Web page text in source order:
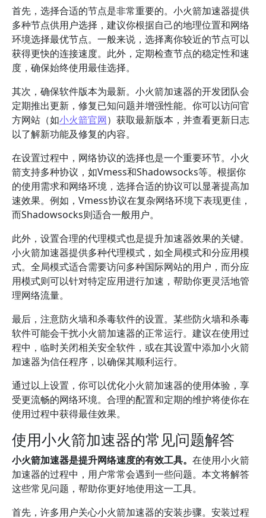
首先，选择合适的节点是非常重要的。小火箭加速器提供
多种节点供用户选择，建议你根据自己的地理位置和网络
环境选择最优节点。一般来说，选择离你较近的节点可以
获得更快的连接速度。此外，定期检查节点的稳定性和速
度，确保始终使用最佳选择。
其次，确保软件版本为最新。小火箭加速器的开发团队会
定期推出更新，修复已知问题并增强性能。你可以访问官
方网站（如小火箭官网）获取最新版本，并查看更新日志
以了解新功能及修复的内容。
在设置过程中，网络协议的选择也是一个重要环节。小火
箭支持多种协议，如Vmess和Shadowsocks等。根据你
的使用需求和网络环境，选择合适的协议可以显著提高加
速效果。例如，Vmess协议在复杂网络环境下表现更佳，
而Shadowsocks则适合一般用户。
此外，设置合理的代理模式也是提升加速器效果的关键。
小火箭加速器提供多种代理模式，如全局模式和分应用模
式。全局模式适合需要访问多种国际网站的用户，而分应
用模式则可以针对特定应用进行加速，帮助你更灵活地管
理网络流量。
最后，注意防火墙和杀毒软件的设置。某些防火墙和杀毒
软件可能会干扰小火箭加速器的正常运行。建议在使用过
程中，临时关闭相关安全软件，或在其设置中添加小火箭
加速器为信任程序，以确保其顺利运行。
通过以上设置，你可以优化小火箭加速器的使用体验，享
受更流畅的网络环境。合理的配置和定期的维护将使你在
使用过程中获得最佳效果。
使用小火箭加速器的常见问题解答
小火箭加速器是提升网络速度的有效工具。 在使用小火箭
加速器的过程中，用户常常会遇到一些问题。本文将解答
这些常见问题，帮助你更好地使用这一工具。
首先，许多用户关心小火箭加速器的安装步骤。安装过程